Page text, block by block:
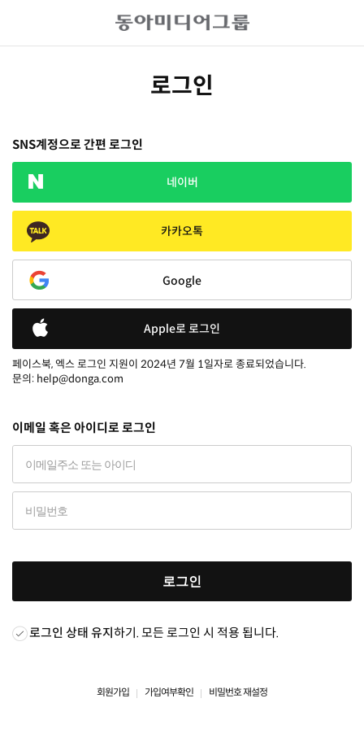
로그인
SNS계정으로 간편 로그인
네이버
카카오톡
Google
Apple로 로그인
페이스북, 엑스 로그인 지원이 2024년 7월 1일자로 종료되었습니다.
문의: help@donga.com
이메일 혹은 아이디로 로그인
로그인
로그인 상태 유지하기. 모든 로그인 시 적용 됩니다.
회원가입 가입여부확인 비밀번호 재설정